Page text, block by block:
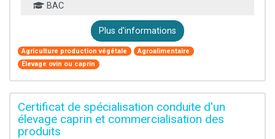
BAC
Plus d'informations
Agriculture production végétale
Agroalimentaire
Élevage ovin ou caprin
Certificat de spécialisation conduite d'un
élevage caprin et commercialisation des
produits